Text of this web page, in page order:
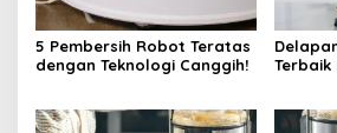
5 Pembersih Robot Teratas
dengan Teknologi Canggih!
Terbaik